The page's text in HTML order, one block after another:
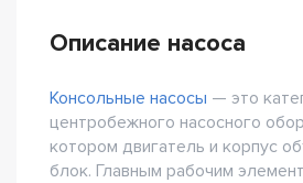
Описание насоса
Консольные насосы — это
центробежного насосного
котором двигатель и корпус
блок. Главным рабочим